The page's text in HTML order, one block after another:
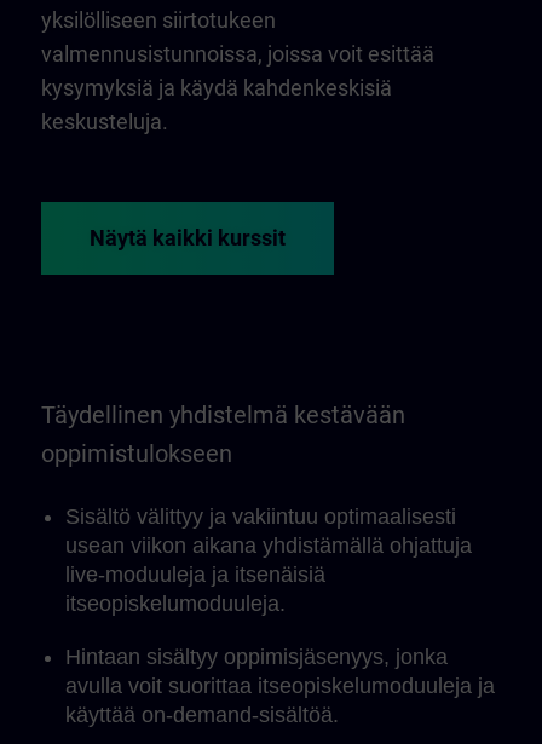
yksilölliseen siirtotukeen
valmennusistunnoissa, joissa voit esittää
kysymyksiä ja käydä kahdenkeskisiä
keskusteluja.
Näytä kaikki kurssit
Täydellinen yhdistelmä kestävään
oppimistulokseen
Sisältö välittyy ja vakiintuu optimaalisesti
usean viikon aikana yhdistämällä ohjattuja
live-moduuleja ja itsenäisiä
itseopiskelumoduuleja.
Hintaan sisältyy oppimisjäsenyys, jonka
avulla voit suorittaa itseopiskelumoduuleja ja
käyttää on-demand-sisältöä.